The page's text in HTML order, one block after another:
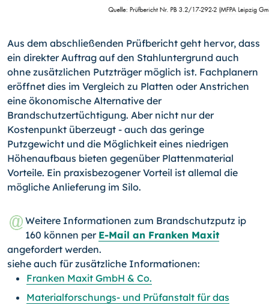
Aus dem abschließenden Prüfbericht geht hervor, dass
ein direkter Auftrag auf den Stahluntergrund auch
ohne zusätzlichen Putzträger möglich ist. Fachplanern
eröffnet dies im Vergleich zu Platten oder Anstrichen
eine ökonomische Alternative der
Brandschutzertüchtigung. Aber nicht nur der
Kostenpunkt überzeugt - auch das geringe
Putzgewicht und die Möglichkeit eines niedrigen
Höhenaufbaus bieten gegenüber Plattenmaterial
Vorteile. Ein praxisbezogener Vorteil ist allemal die
mögliche Anlieferung im Silo.
Weitere Informationen zum Brandschutzputz ip
160 können per E-Mail an Franken Maxit
angefordert werden.
siehe auch für zusätzliche Informationen:
Franken Maxit GmbH & Co.
Materialforschungs- und Prüfanstalt für das